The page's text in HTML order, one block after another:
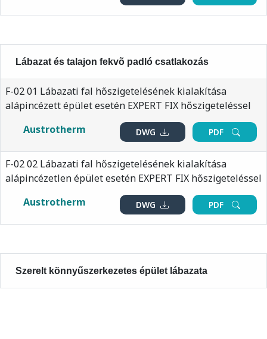
Lábazat és talajon fekvõ padló csatlakozás
F-02 01 Lábazati fal hőszigetelésének kialakítása
alápincézett épület esetén EXPERT FIX hőszigeteléssel
Austrotherm
DWG PDF
F-02 02 Lábazati fal hőszigetelésének kialakítása
alápincézetlen épület esetén EXPERT FIX hőszigeteléssel
Austrotherm
DWG PDF
Szerelt könnyűszerkezetes épület lábazata